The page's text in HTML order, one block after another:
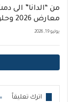
من “الدانا”
معارض 2026 وحلول طاقة متكاملة
يوليو 19, 2026
اترك تعليقاً